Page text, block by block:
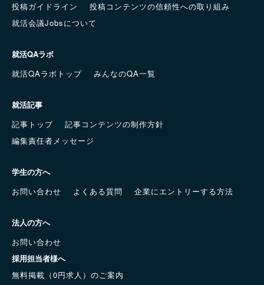
投稿ガイドライン
投稿コンテンツの信頼性への取り組み
就活会議Jobsについて
就活QAラボ
就活QAラボトップ
みんなのQA一覧
就活記事
記事トップ
記事コンテンツの制作方針
編集責任者メッセージ
学生の方へ
お問い合わせ
よくある質問 企業にエントリーする方法
法人の方へ
お問い合わせ
採用担当者様へ
無料掲載（0円求人）のご案内